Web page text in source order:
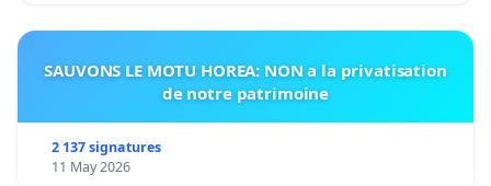
SAUVONS LE MOTU HOREA: NON a la privatisation
de notre patrimoine
2 137 signatures
11 May 2026